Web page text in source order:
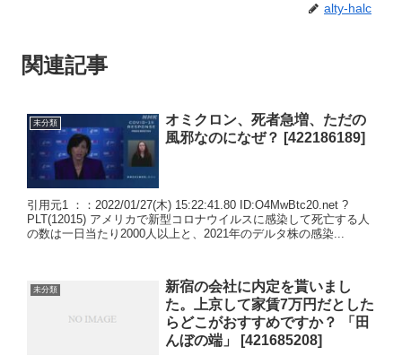
alty-halc
関連記事
未分類
オミクロン、死者急増、ただの
風邪なのになぜ？ [422186189]
引用元1 ：：2022/01/27(木) 15:22:41.80 ID:O4MwBtc20.net ?
PLT(12015) アメリカで新型コロナウイルスに感染して死亡する人
の数は一日当たり2000人以上と、2021年のデルタ株の感染...
未分類
新宿の会社に内定を貰いまし
た。上京して家賃7万円だとした
らどこがおすすめですか？ 「田
んぼの端」 [421685208]